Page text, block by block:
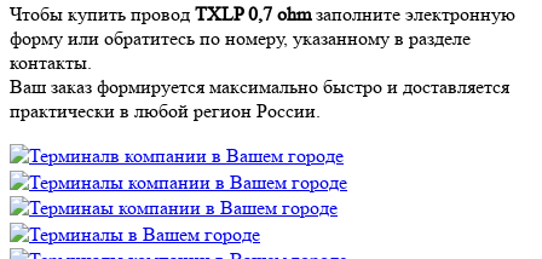
Чтобы купить провод TXLP 0,7 ohmзаполните электронную
форму или обратитесь по номеру, указанному в разделе
контакты.
Ваш заказ формируется максимально быстро и доставляется
практически в любой регион России.